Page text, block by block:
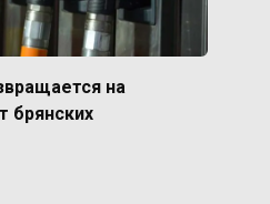
на
брянских